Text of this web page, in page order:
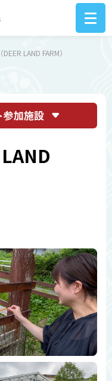
LAND FARM）